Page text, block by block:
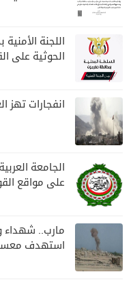
اللجنة
الحوثية على
انفجارات تهز
الجامعة
على مواقع
مارب.. شهداء
استهدف